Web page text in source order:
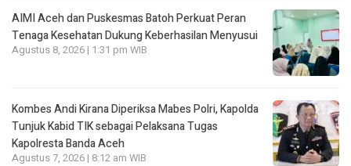
AIMI Aceh dan Puskesmas Batoh Perkuat Peran
Tenaga Kesehatan Dukung Keberhasilan Menyusui
Agustus 8, 2026 | 1:31 pm WIB
Kombes Andi Kirana Diperiksa Mabes Polri, Kapolda
Tunjuk Kabid TIK sebagai Pelaksana Tugas
Kapolresta Banda Aceh
Agustus 7, 2026 | 8:12 am WIB